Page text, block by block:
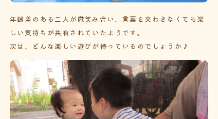
年齢差のある二人が微笑み合い、言葉を交わさなくても楽
しい気持ちが共有されていたようです。
次は、どんな楽しい遊びが待っているのでしょうか♪